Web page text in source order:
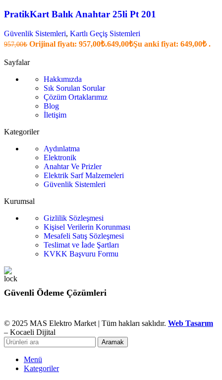
PratikKart Balık Anahtar 25li Pt 201
Güvenlik Sistemleri, Kartlı Geçiş Sistemleri
957,00₺ Orijinal fiyatı: 957,00₺.649,00₺Şu anki fiyat: 649,00₺ .
Sayfalar
Hakkımızda
Sık Sorulan Sorular
Çözüm Ortaklarımız
Blog
İletişim
Kategoriler
Aydınlatma
Elektronik
Anahtar Ve Prizler
Elektrik Sarf Malzemeleri
Güvenlik Sistemleri
Kurumsal
Gizlilik Sözleşmesi
Kişisel Verilerin Korunması
Mesafeli Satış Sözleşmesi
Teslimat ve İade Şartları
KVKK Başvuru Formu
Güvenli Ödeme Çözümleri
© 2025 MAS Elektro Market | Tüm hakları saklıdır. Web Tasarım
– Kocaeli Dijital
Aramak
Menü
Kategoriler